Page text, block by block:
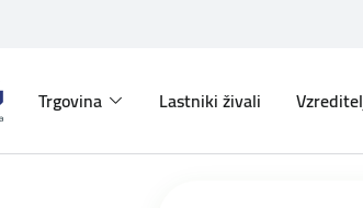
Trgovina Lastniki živali